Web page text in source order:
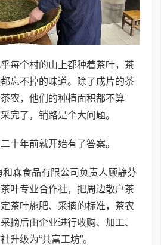
每个村的山上都种着茶叶，茶
忘不掉的味道。除了成片的茶
农，他们的种植面积都不算
完了，销路是个大问题。
十年前就开始有了答案。
森食品有限公司负责人顾静芬
叶专业合作社，把周边散户茶
茶叶施肥、采摘的标准，茶农
摘后由企业进行收购、加工、
升级为“共富工坊”。